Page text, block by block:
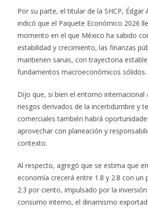
Por su parte, el titular de la SHCP, Édgar
indicó que el Paquete Económico 2026
momento en el que México ha sabido
estabilidad y crecimiento, las finanzas
mantienen sanas, con trayectoria
fundamentos macroeconómicos sólidos.
Dijo que, si bien el entorno internacional
riesgos derivados de la incertidumbre y
comerciales también habrá
aprovechar con planeación y
contexto.
Al respecto, agregó que se estima que
economía crecerá entre 1.8 y 2.8 con un
2.3 por ciento, impulsado por la
consumo interno, el dinamismo